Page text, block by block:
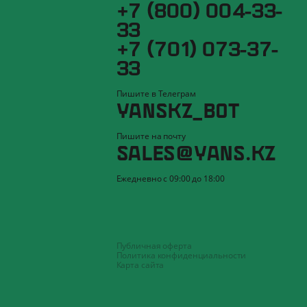
+7 (800) 004-33-
33
+7 (701) 073-37-
33
Пишите в Телеграм
YANSKZ_BOT
Пишите на почту
SALES@YANS.KZ
Ежедневно с 09:00 до 18:00
Публичная оферта
Политика конфиденциальности
Карта сайта